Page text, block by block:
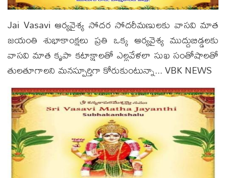
Jai Vasavi ఆర్యవైశ్య సోదర సోదరీమణులకు వాసవి మాత
జయంతి శుభాకాంక్షలు ప్రతి ఒక్క ఆర్యవైశ్య ముద్దుబిడ్డలకు
వాసవి మాత కృపా కటాక్షాలతో ఎల్లవేళలా సుఖ సంతోషాలతో
తులతూగాలని మనస్పూర్తిగా కోరుకుంటున్నా... VBK NEWS